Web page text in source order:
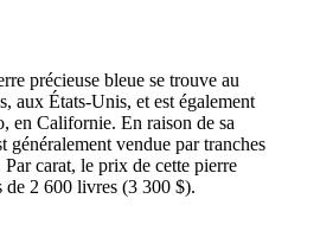
précieuse bleue se trouve au
aux États-Unis, et est également
en Californie. En raison de sa
généralement vendue par tranches
Par carat, le prix de cette pierre
de 2 600 livres (3 300 $).